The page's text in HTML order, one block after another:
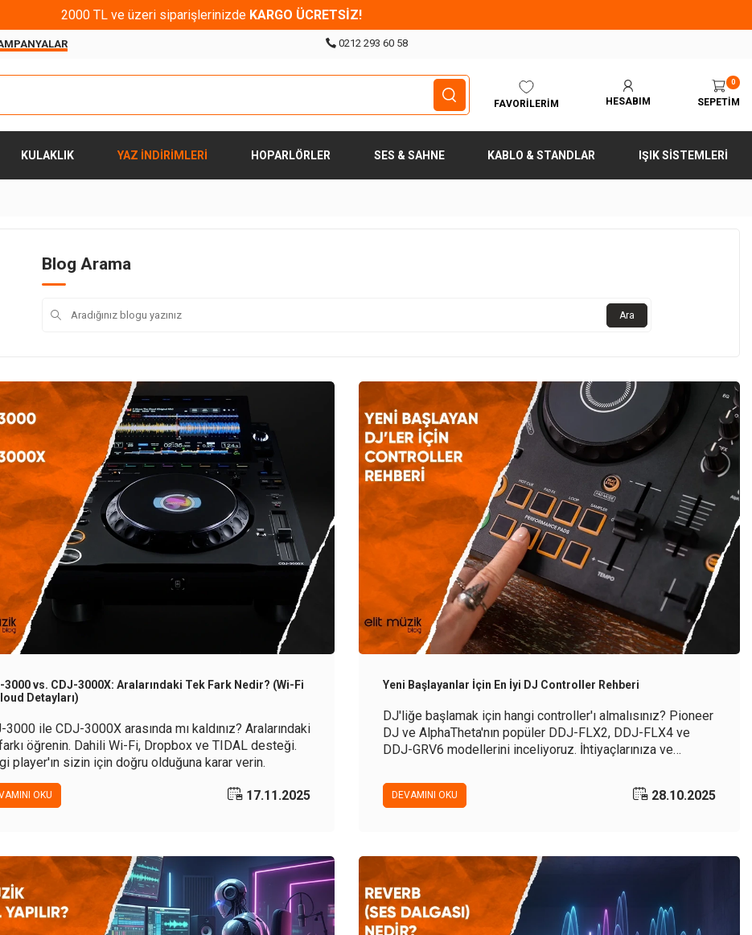
2000 TL ve üzeri siparişlerinizde KARGO ÜCRETSİZ!
0212 293 60 58
FAVORILERIM HESABIM
0
SEPETIM
KULAKLIK YAZ İNDİRİMLERİ HOPARLÖRLER SES & SAHNE KABLO & STANDLAR IŞIK SISTEMLERI
Blog Arama
Ara
3000 vs. CDJ-3000X: Aralarındaki Tek Fark Nedir? (Wi-Fi
Detayları)
3000 ile CDJ-3000X arasında mı kaldınız? Aralarındaki
öğrenin. Dahili Wi-Fi, Dropbox ve TIDAL desteği.
player'ın sizin için doğru olduğuna karar verin.
OKU 17.11.2025
Yeni Başlayanlar İçin En İyi DJ Controller Rehberi
DJ'liğe başlamak için hangi controller'ı almalısınız? Pioneer
DJ ve AlphaTheta'nın popüler DDJ-FLX2, DDJ-FLX4 ve
DDJ-GRV6 modellerini inceliyoruz. İhtiyaçlarınıza ve
rehberimizi okuyun.
DEVAMINI OKU 28.10.2025